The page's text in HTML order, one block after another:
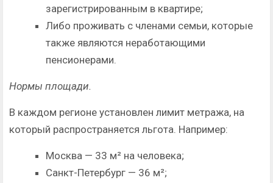
зарегистрированным в квартире;
Либо проживать с членами семьи, которые
также являются неработающими
пенсионерами.
Нормы площади.
В каждом регионе установлен лимит метража, на
который распространяется льгота. Например:
Москва — 33 м² на человека;
Санкт-Петербург — 36 м²;